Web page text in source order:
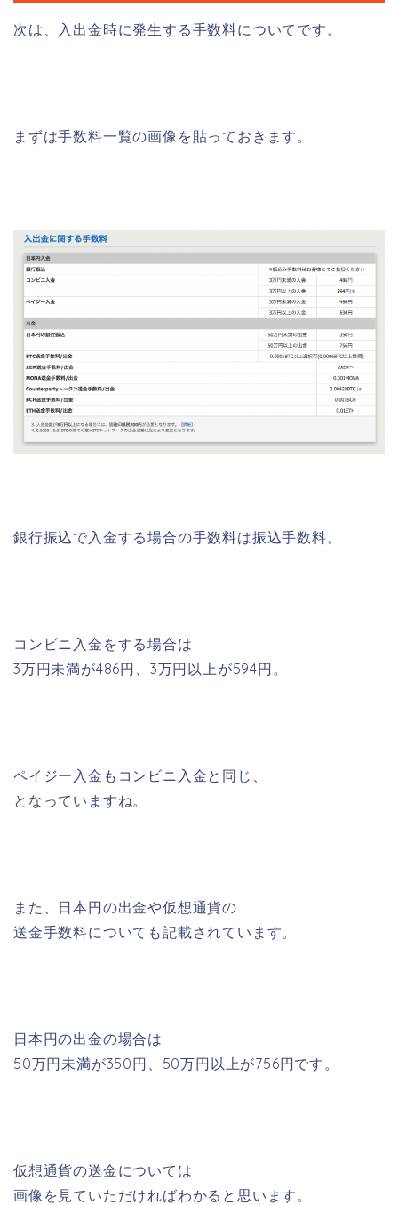
次は、入出金時に発生する手数料についてです。
まずは手数料一覧の画像を貼っておきます。
銀行振込で入金する場合の手数料は振込手数料。
コンビニ入金をする場合は
3万円未満が486円、3万円以上が594円。
ペイジー入金もコンビニ入金と同じ、
となっていますね。
また、日本円の出金や仮想通貨の
送金手数料についても記載されています。
日本円の出金の場合は
50万円未満が350円、50万円以上が756円です。
仮想通貨の送金については
画像を見ていただければわかると思います。